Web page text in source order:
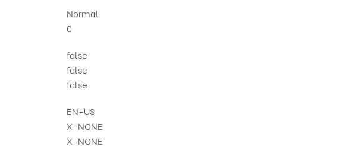
Normal
0
false
false
false
EN-US
X-NONE
X-NONE